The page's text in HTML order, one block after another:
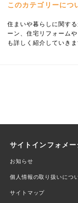
このカテゴリーにつ
住まいや暮らしに関す
ーン、住宅リフォーム
も詳しく紹介していきま
サイトインフォメー
お知らせ
個人情報の取り扱いにつ
サイトマップ